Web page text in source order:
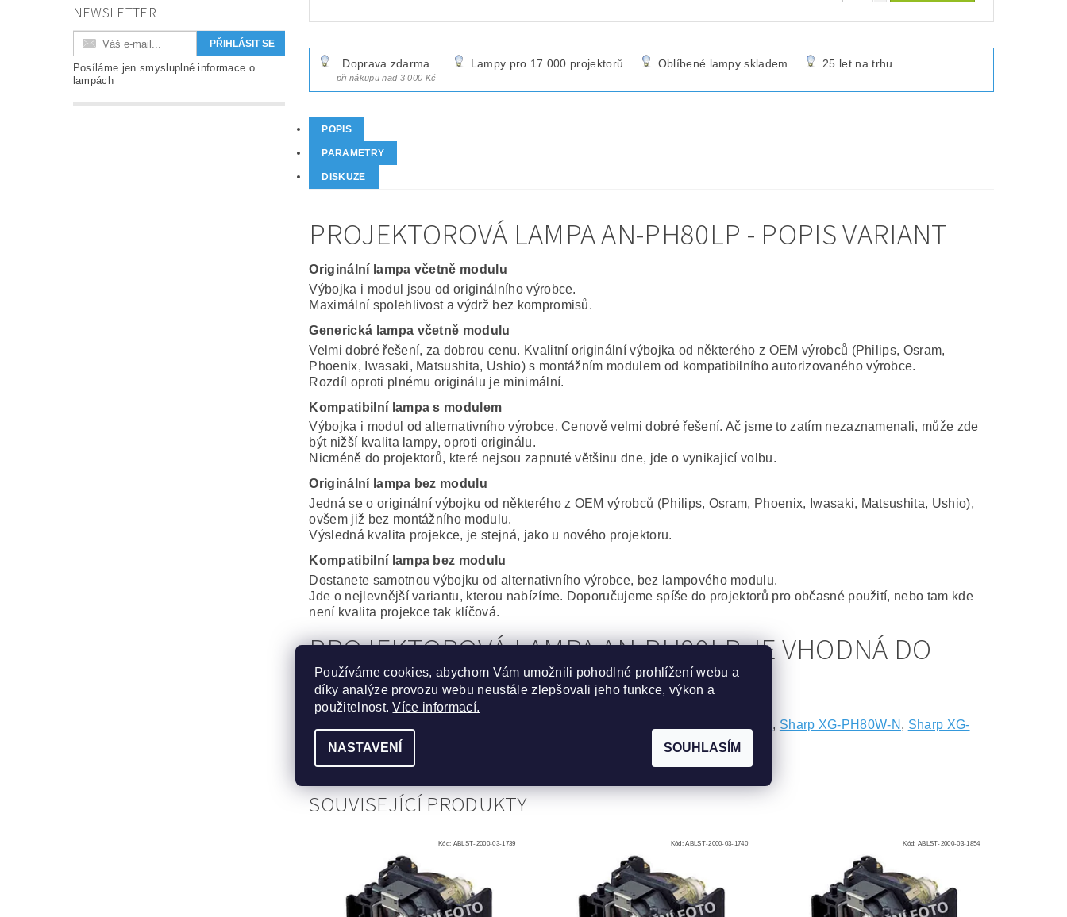
NEWSLETTER
Posíláme jen smysluplné informace o
lampách
Doprava zdarma
při nákupu nad 3 000 Kč
Lampy pro 17 000 projektorů Oblíbené lampy skladem 25 let na trhu
POPIS
PARAMETRY
DISKUZE
PROJEKTOROVÁ LAMPA AN-PH80LP - POPIS VARIANT
Originální lampa včetně modulu
Výbojka i modul jsou od originálního výrobce.
Maximální spolehlivost a výdrž bez kompromisů.
Generická lampa včetně modulu
Velmi dobré řešení, za dobrou cenu. Kvalitní originální výbojka od některého z OEM výrobců (Philips, Osram,
Phoenix, Iwasaki, Matsushita, Ushio) s montážním modulem od kompatibilního autorizovaného výrobce.
Rozdíl oproti plnému originálu je minimální.
Kompatibilní lampa s modulem
Výbojka i modul od alternativního výrobce. Cenově velmi dobré řešení. Ač jsme to zatím nezaznamenali, může zde
být nižší kvalita lampy, oproti originálu.
Nicméně do projektorů, které nejsou zapnuté většinu dne, jde o vynikajicí volbu.
Originální lampa bez modulu
Jedná se o originální výbojku od některého z OEM výrobců (Philips, Osram, Phoenix, Iwasaki, Matsushita, Ushio),
ovšem již bez montážního modulu.
Výsledná kvalita projekce, je stejná, jako u nového projektoru.
Kompatibilní lampa bez modulu
Dostanete samotnou výbojku od alternativního výrobce, bez lampového modulu.
Jde o nejlevnější variantu, kterou nabízíme. Doporučujeme spíše do projektorů pro občasné použití, nebo tam kde
není kvalita projekce tak klíčová.
PROJEKTOROVÁ LAMPA AN-PH80LP JE VHODNÁ DO
TĚCHTO MODELŮ PROJEKTORŮ:
, Sharp XG-PH80W-N , Sharp XG-
PH80WN,Sharp XG-PH80XN
SOUVISEJÍCÍ PRODUKTY
Kód: ABLST-2000-03-1739 Kód:ABLST-2000-03-1740 Kód: ABLST-2000-03-1854
Používáme cookies, abychom Vám umožnili pohodlné prohlížení webu a
díky analýze provozu webu neustále zlepšovali jeho funkce, výkon a
použitelnost.Více informací.
NASTAVENÍ SOUHLASÍM